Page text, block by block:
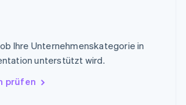
Ihre Unternehmenskategorie in
unterstützt wird.
prüfen